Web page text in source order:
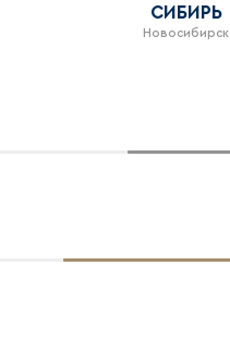
СИБИРЬ
Новосибирск